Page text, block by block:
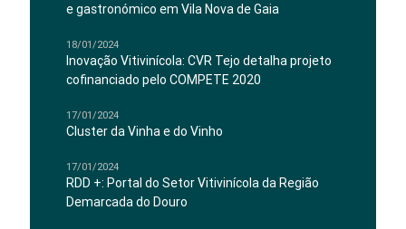
e gastronómico em Vila Nova de Gaia
18/01/2024
Inovação Vitivinícola: CVR Tejo detalha projeto
cofinanciado pelo COMPETE 2020
17/01/2024
Cluster da Vinha e do Vinho
17/01/2024
RDD +: Portal do Setor Vitivinícola da Região
Demarcada do Douro